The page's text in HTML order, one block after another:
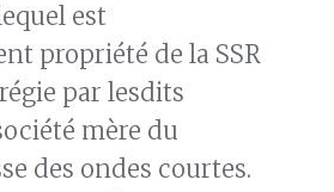
est
propriété de la SSR
par lesdits
mère du
des ondes courtes.